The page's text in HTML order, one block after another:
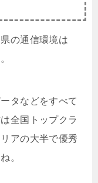
の通信環境は
タなどをすべて
全国トップクラ
アの大半で優秀
。